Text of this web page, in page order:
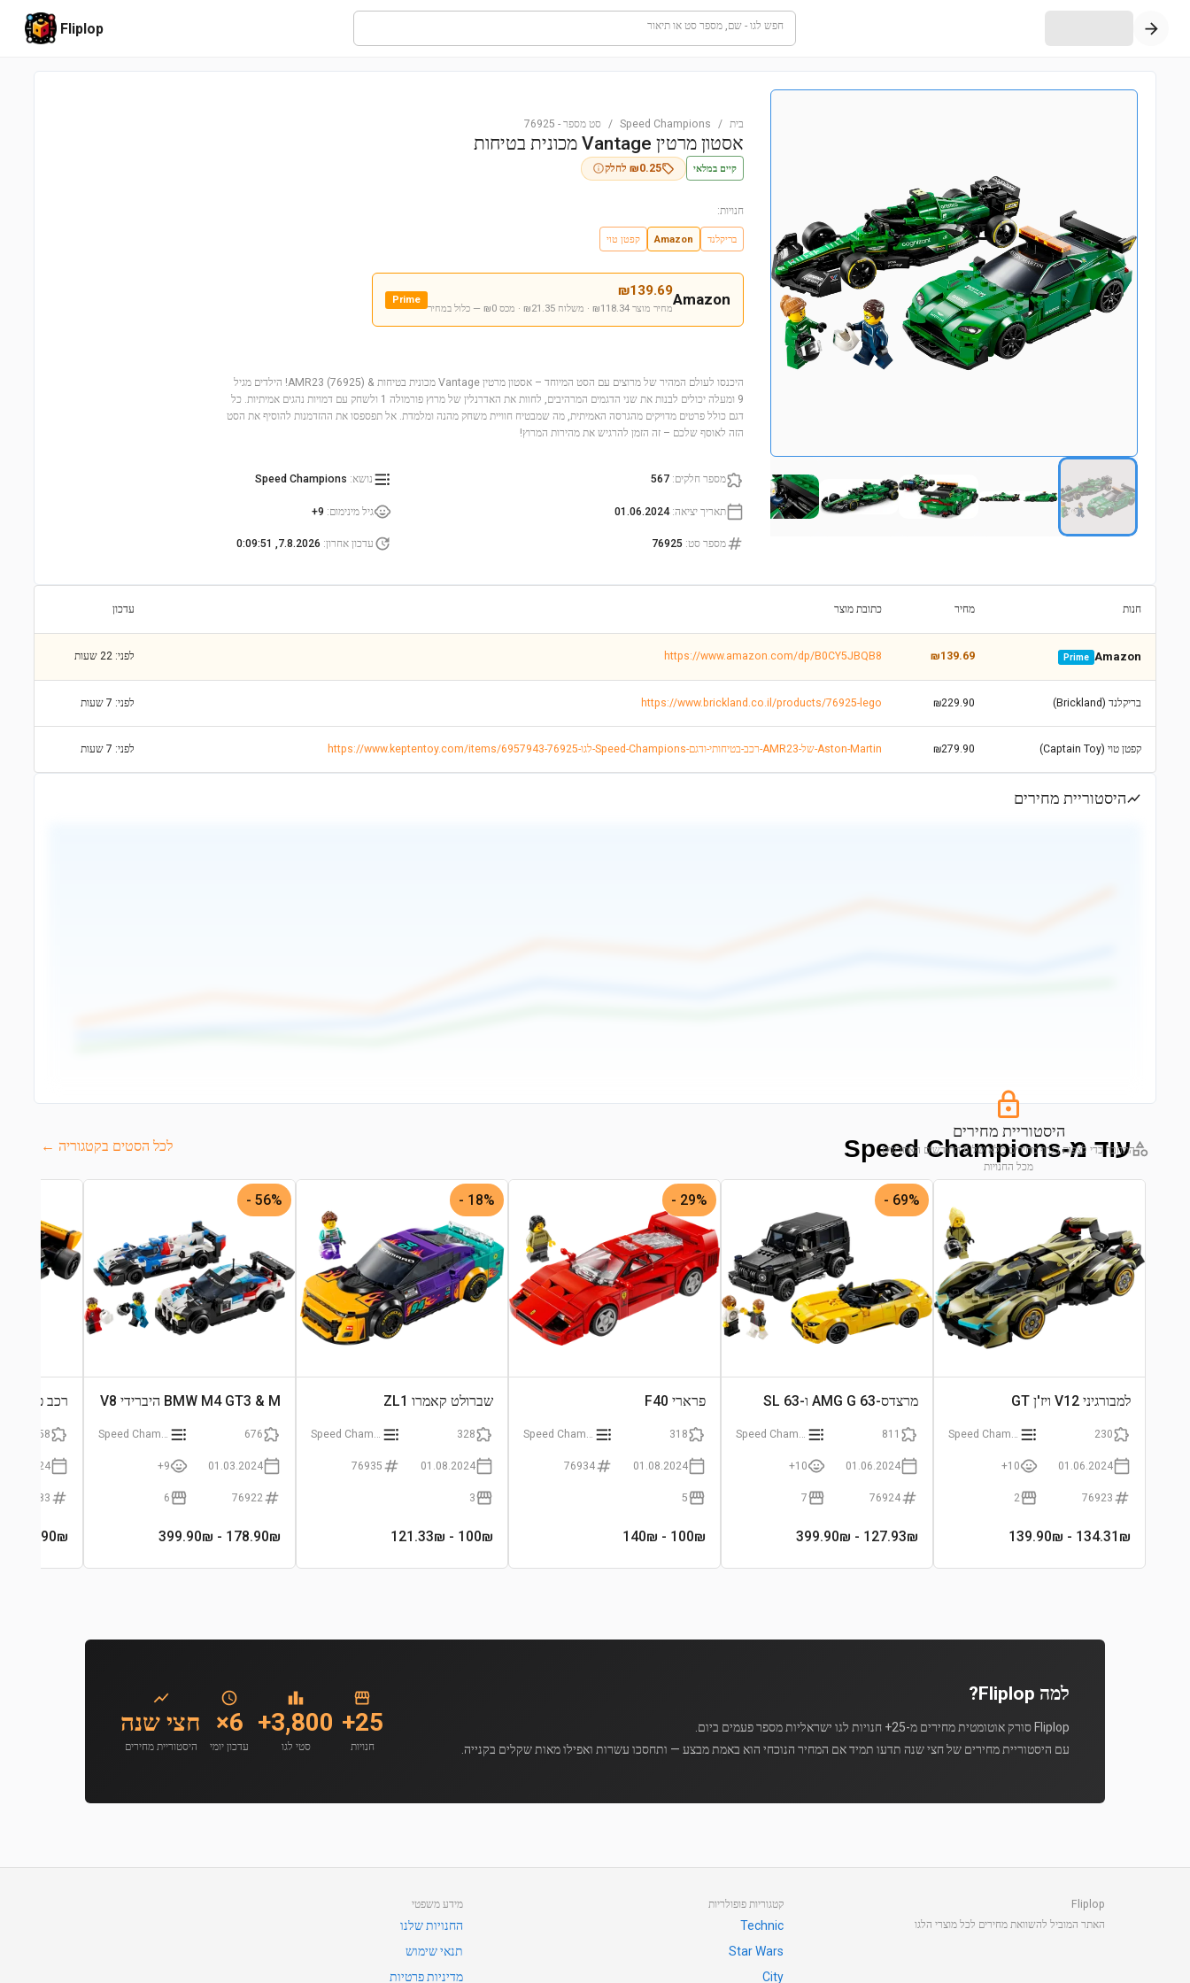
חפש לגו - שם, מספר סט או תיאור Fliplop
בית /
Speed Champions
/ סט מספר -
76925
אסטון מרטין Vantage מכונית בטיחות
קיים במלאי ₪0.25 לחלק
חנויות:
בריקלנד Amazon קפטן טוי
Amazon
₪139.69
מחיר מוצר ₪118.34 · משלוח ₪21.35 · מכס ₪0 — כלול במחיר
Prime
היכנסו לעולם המהיר של מרוצים עם הסט המיוחד – אסטון מרטין Vantage מכונית בטיחות & AMR23 (76925)! הילדים מגיל
9 ומעלה יכולים לבנות את שני הדגמים המרהיבים, לחוות את האדרנלין של מרוץ פורמולה 1 ולשחק עם דמויות נהגים אמיתיות. כל
דגם כולל פרטים מדויקים מהגרסה האמיתית, מה שמבטיח חוויית משחק מהנה ומלמדת. אל תפספסו את ההזדמנות להוסיף את הסט
הזה לאוסף שלכם – זה הזמן להרגיש את מהירות המרוץ!
מספר חלקים:
567 נושא:
Speed Champions
תאריך יציאה:
01.06.2024 גיל מינימום:
9+
מספר סט:
76925 עדכון אחרון:
7.8.2026, 0:09:51
חנות מחיר כתובת מוצר עדכון
Amazon
Prime
₪139.69
https://www.amazon.com/dp/B0CY5JBQB8 לפני: 22 שעות
בריקלנד (Brickland) ₪229.90
https://www.brickland.co.il/products/76925-lego לפני: 7 שעות
קפטן טוי (Captain Toy) ₪279.90 https://www.keptentoy.com/items/6957943-לגו-76925-Speed-Champions-רכב-בטיחותי-ודגם-AMR23-של-Aston-Martin לפני: 7 שעות
היסטוריית מחירים
היסטוריית מחירים
התחבר כדי לצפות בגרף מחירים מלא של 6 החודשים האחרונים
מכל החנויות
עוד מ-Speed Champions לכל הסטים בקטגוריה ←
למבורגיני V12 ויז'ן GT
230
01.06.2024
10+
76923
2
134.31 ₪
- 139.90₪
69% -
מרצדס-AMG G 63 ו-SL 63
811
01.06.2024
10+
76924
7
127.93₪
- 399.90₪
29% -
פרארי F40
318
01.08.2024
76934
5
100₪
- 140₪
18% -
שברולט קאמרו ZL1
328
01.08.2024
76935
3
100₪
- 121.33₪
56% -
BMW M4 GT3 & M היברידי V8
676
01.03.2024
9+
76922
6
178.90₪
- 399.90₪
רכב פורמולה 1 של
58
30683
84.90₪
למה Fliplop?
Fliplop סורק אוטומטית מחירים מ-25+ חנויות לגו ישראליות מספר פעמים ביום.
עם היסטוריית מחירים של חצי שנה תדעו תמיד אם המחיר הנוכחי הוא באמת מבצע — ותחסכו עשרות ואפילו מאות שקלים בקנייה.
25+
חנויות
3,800+
סטי לגו
6×
עדכון יומי
חצי שנה
היסטוריית מחירים
Fliplop
האתר המוביל להשוואת מחירים לכל מוצרי הלגו
קטגוריות פופולריות
Technic
Star Wars
City
מידע משפטי
החנויות שלנו
תנאי שימוש
מדיניות פרטיות